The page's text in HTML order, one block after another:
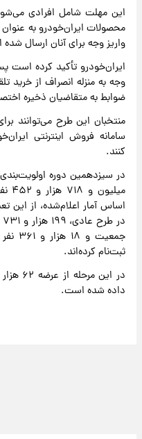
این مهلت شامل افرادی
محصولات ایران‌خودرو به
واریز وجه برای آنان ارسال
ایران‌خودرو تأکید کرده است
وجه به منزله انصراف از
ضوابط به متقاضیان ذخیره
منتخبان این طرح می‌توانند
کنند.
در سیزدهمین دوره
ثبت‌نام کرده‌اند.
در
داده شده است.